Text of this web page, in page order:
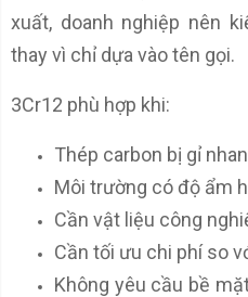
xuất, doanh nghiệp nên
thay vì chỉ dựa vào tên gọi.
3Cr12 phù hợp khi:
Thép carbon bị gỉ
Môi trường có độ ẩm
Cần vật liệu công
Cần tối ưu chi phí so
Không yêu cầu bề